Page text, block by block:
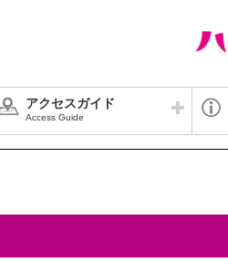
アクセスガイド
Access Guide